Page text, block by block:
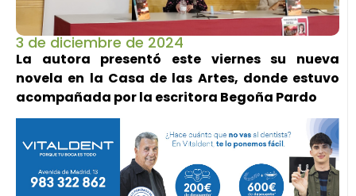
3 de diciembre de 2024
La autora presentó este viernes su nueva
novela en la Casa de las Artes, donde estuvo
acompañada por la escritora Begoña Pardo